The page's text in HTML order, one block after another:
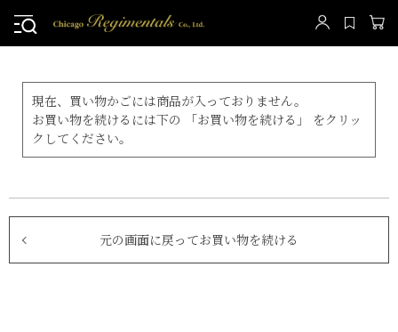
現在、買い物かごには商品が入っておりません。
お買い物を続けるには下の 「お買い物を続ける」 をクリッ
クしてください。
元の画面に戻ってお買い物を続ける